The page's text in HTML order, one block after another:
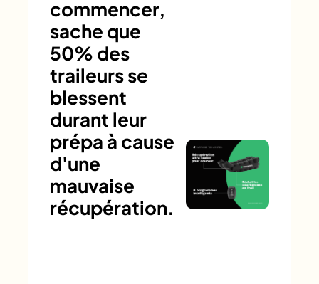
commencer,
sache que
50% des
traileurs se
blessent
durant leur
prépa à cause
d'une
mauvaise
récupération.